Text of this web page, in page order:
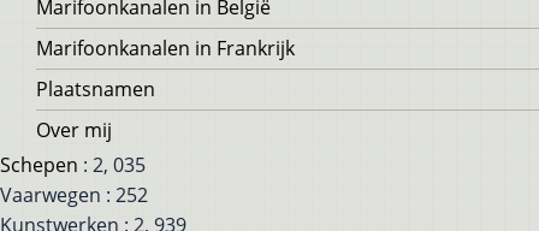
Marifoonkanalen in België
Marifoonkanalen in Frankrijk
Plaatsnamen
Over mij
Schepen : 2, 035
Vaarwegen : 252
Kunstwerken : 2, 939